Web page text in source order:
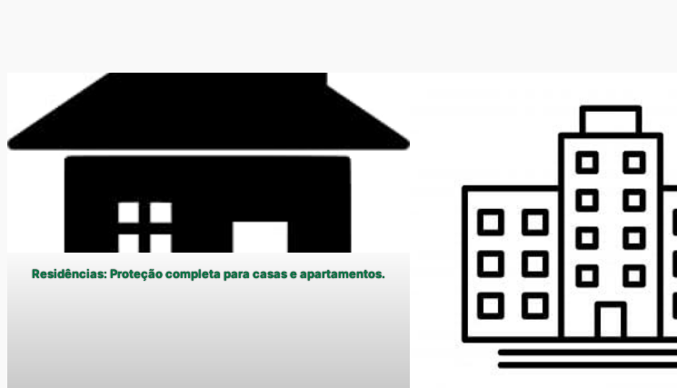
Residências: Proteção completa para casas e apartamentos.